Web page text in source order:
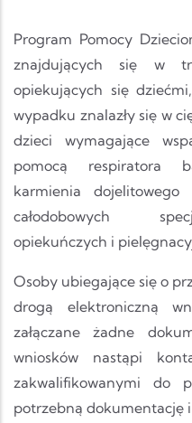
Program Pomocy
znajdujących się w
opiekujących się
wypadku znalazły się w
dzieci wymagające
pomocą respiratora
karmienia
całodobowych
opiekuńczych i
Osoby ubiegające się o
drogą elektroniczną
załączane żadne
wniosków nastąpi
zakwalifikowanymi do
potrzebną dokumentację